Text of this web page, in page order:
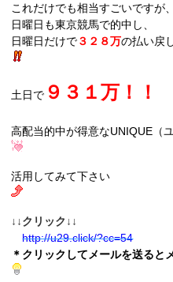
これだけでも相当すごいですが、
日曜日も東京競馬で的中し、
日曜日だけで３２８万の払い戻
土日で ９３１万！！
高配当的中が得意なUNIQUE（ユ
活用してみて下さい
↓↓クリック↓↓
http://u29.click/?cc=54
＊クリックしてメールを送ると